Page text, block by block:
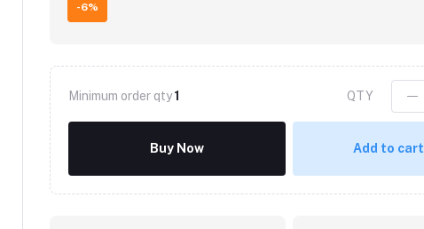
-6%
Minimum order qty1 QTY
Buy Now Add to cart